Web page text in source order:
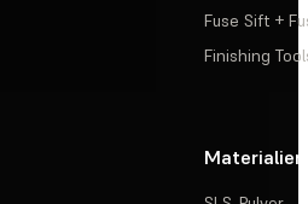
Fuse Sift +
Finishing
Materialien